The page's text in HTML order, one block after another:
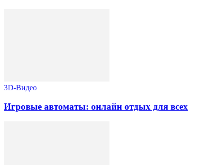
3D-Видео
Игровые автоматы: онлайн отдых для всех